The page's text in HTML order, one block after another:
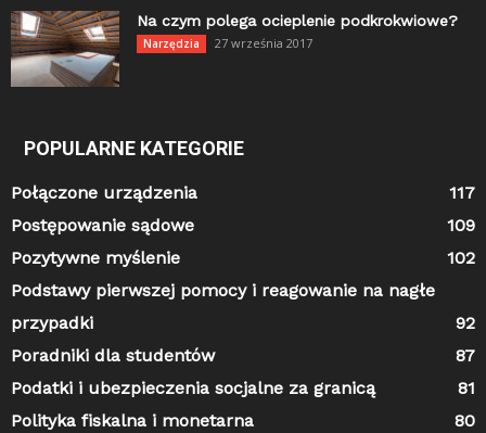
Na czym polega ocieplenie podkrokwiowe?
Narzędzia 27 września 2017
POPULARNE KATEGORIE
Połączone urządzenia
117
Postępowanie sądowe
109
Pozytywne myślenie
102
Podstawy pierwszej pomocy i reagowanie na nagłe
przypadki
92
Poradniki dla studentów
87
Podatki i ubezpieczenia socjalne za granicą
81
Polityka fiskalna i monetarna
80